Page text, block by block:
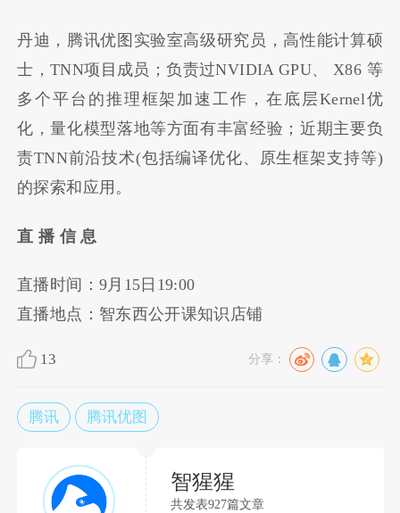
丹迪，腾讯优图实验室高级研究员，高性能计算硕
士，TNN项目成员；负责过NVIDIA GPU、 X86 等
多个平台的推理框架加速工作，在底层Kernel优
化，量化模型落地等方面有丰富经验；近期主要负
责TNN前沿技术(包括编译优化、原生框架支持等)
的探索和应用。
直 播 信 息
直播时间：9月15日19:00
直播地点：智东西公开课知识店铺
13 分享：
腾讯 腾讯优图
智猩猩
共发表927篇文章